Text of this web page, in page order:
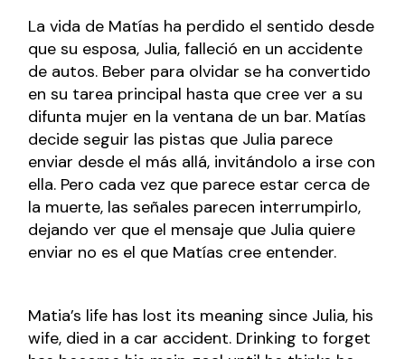
La vida de Matías ha perdido el sentido desde
que su esposa, Julia, falleció en un accidente
de autos. Beber para olvidar se ha convertido
en su tarea principal hasta que cree ver a su
difunta mujer en la ventana de un bar. Matías
decide seguir las pistas que Julia parece
enviar desde el más allá, invitándolo a irse con
ella. Pero cada vez que parece estar cerca de
la muerte, las señales parecen interrumpirlo,
dejando ver que el mensaje que Julia quiere
enviar no es el que Matías cree entender.
Matia’s life has lost its meaning since Julia, his
wife, died in a car accident. Drinking to forget